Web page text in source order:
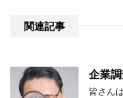
関連記事
企業
皆さん